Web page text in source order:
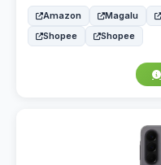
Amazon Magalu
Shopee
Shopee